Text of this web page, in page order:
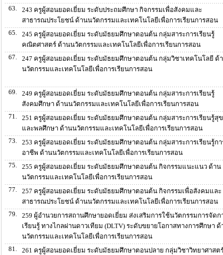
63.
243 ครูผู้สอนยอดเยี่ยม ระดับประถมศึกษา กิจกรรมเพื่อสังคมและ
สาธารณประโยชน์ ด้านนวัตกรรมและเทคโนโลยีเพื่อการเรียนการสอน
65.
245 ครูผู้สอนยอดเยี่ยม ระดับมัธยมศึกษาตอนต้น กลุ่มสาระการเรียนรู้
คณิตศาสตร์ ด้านนวัตกรรมและเทคโนโลยีเพื่อการเรียนการสอน
67.
247 ครูผู้สอนยอดเยี่ยม ระดับมัธยมศึกษาตอนต้น กลุ่มวิชาเทคโนโลยี ด้
นวัตกรรมและเทคโนโลยีเพื่อการเรียนการสอน
69.
249 ครูผู้สอนยอดเยี่ยม ระดับมัธยมศึกษาตอนต้น กลุ่มสาระการเรียนรู้
สังคมศึกษา ด้านนวัตกรรมและเทคโนโลยีเพื่อการเรียนการสอน
71.
251 ครูผู้สอนยอดเยี่ยม ระดับมัธยมศึกษาตอนต้น กลุ่มสาระการเรียนรู้สุ
และพลศึกษา ด้านนวัตกรรมและเทคโนโลยีเพื่อการเรียนการสอน
73.
253 ครูผู้สอนยอดเยี่ยม ระดับมัธยมศึกษาตอนต้น กลุ่มสาระการเรียนรู้กา
อาชีพ ด้านนวัตกรรมและเทคโนโลยีเพื่อการเรียนการสอน
75.
255 ครูผู้สอนยอดเยี่ยม ระดับมัธยมศึกษาตอนต้น กิจกรรมแนะแนว ด้าน
นวัตกรรมและเทคโนโลยีเพื่อการเรียนการสอน
77.
257 ครูผู้สอนยอดเยี่ยม ระดับมัธยมศึกษาตอนต้น กิจกรรมเพื่อสังคมและ
สาธารณประโยชน์ ด้านนวัตกรรมและเทคโนโลยีเพื่อการเรียนการสอน
79.
259 ผู้อำนวยการสถานศึกษายอดเยี่ยม ส่งเสริมการใช้นวัตกรรมการจัดก
เรียนรู้ ทางไกลผ่านดาวเทียม (DLTV) ระดับขยายโอกาสทางการศึกษา ด้
นวัตกรรมและเทคโนโลยีเพื่อการเรียนการสอน
81.
261 ครูผู้สอนยอดเยี่ยม ระดับมัธยมศึกษาตอนปลาย กลุ่มวิชาวิทยาศาสต